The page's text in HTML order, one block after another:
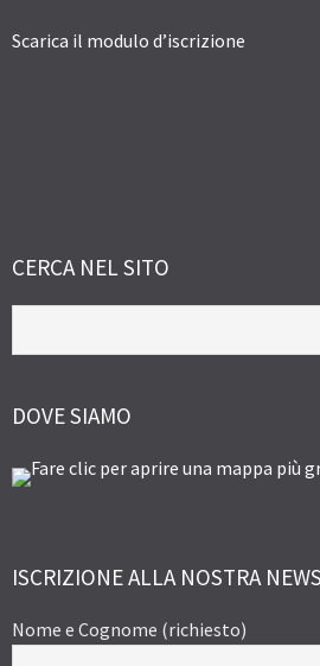
Scarica il modulo d’iscrizione
CERCA NEL SITO
DOVE SIAMO
ISCRIZIONE ALLA NOSTRA
Nome e Cognome (richiesto)